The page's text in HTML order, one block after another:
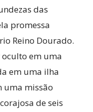
das
promessa
Reino Dourado.
em uma
em uma ilha
uma missão
de seis